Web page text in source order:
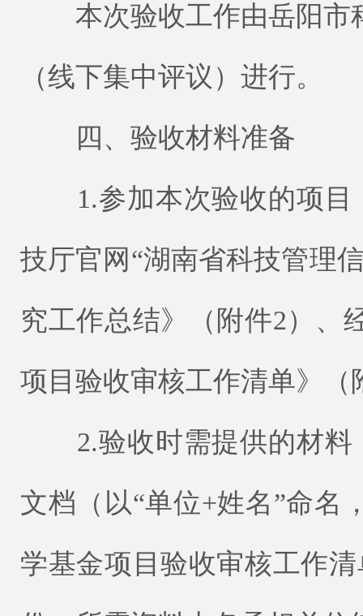
本次验收工作由岳阳市
（线下集中评议）进行。
四、验收材料准备
1.参加本次验收的项目
技厅官网“湖南省科技管理
究工作总结》（附件2）、
项目验收审核工作清单》
2.验收时需提供的材料
文档（以“单位+姓名”命名
学基金项目验收审核工作